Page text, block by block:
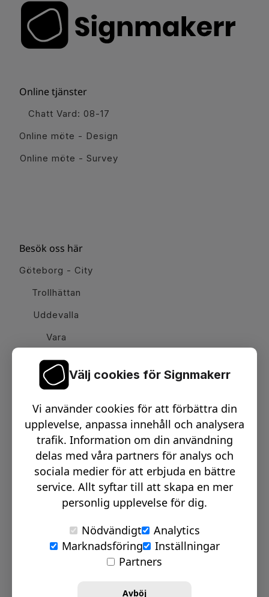
Online tjänster
Chatt Vard: 08-17
Online möte - Design
Online möte - Survey
Besök oss här
Göteborg - City
Trollhättan
Uddevalla
Vara
Email:info@signmakerr.se
PSST, HÄNG MED PÅ VÅR RESA!
© Signmakerr 2022 - 2026
Integritetspolicy
Välj cookies för Signmakerr
Vi använder cookies för att förbättra din
upplevelse, anpassa innehåll och analysera
trafik. Information om din användning
delas med våra partners för analys och
sociala medier för att erbjuda en bättre
service. Allt syftar till att skapa en mer
personlig upplevelse för dig.
Nödvändigt
Analytics
Marknadsföring
Inställningar
Partners
Avböj